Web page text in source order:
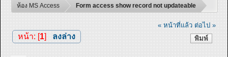
ห้อง MS Access
Form access show record not updateable
« หน้าที่แล้ว ต่อไป »
พิมพ์
หน้า: [1] ลงล่าง